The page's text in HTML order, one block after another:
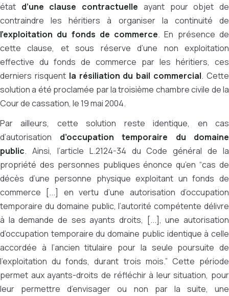
état d’une clause contractuelle ayant pour objet de
contraindre les héritiers à organiser la continuité de
l’exploitation du fonds de commerce. En présence de
cette clause, et sous réserve d’une non exploitation
effective du fonds de commerce par les héritiers, ces
derniers risquent la résiliation du bail commercial. Cette
solution a été proclamée par la troisième chambre civile de la
Cour de cassation, le 19 mai 2004.
Par ailleurs, cette solution reste identique, en cas
d’autorisation d’occupation temporaire du domaine
public. Ainsi, l’article L.2124-34 du Code général de la
propriété des personnes publiques énonce qu’en “cas de
décès d’une personne physique exploitant un fonds de
commerce [...] en vertu d’une autorisation d’occupation
temporaire du domaine public, l’autorité compétente délivre
à la demande de ses ayants droits, [...], une autorisation
d’occupation temporaire du domaine public identique à celle
accordée à l’ancien titulaire pour la seule poursuite de
l’exploitation du fonds, durant trois mois.” Cette période
permet aux ayants-droits de réfléchir à leur situation, pour
leur permettre d’envisager ou non par la suite, une